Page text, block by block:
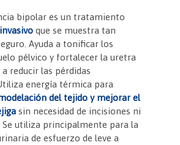
bipolar es un tratamiento
que se muestra tan
Ayuda a tonificar los
pélvico y fortalecer la uretra
reducir las pérdidas
energía térmica para
del tejido y mejorar el
sin necesidad de incisiones ni
Se utiliza principalmente para la
de esfuerzo de leve a